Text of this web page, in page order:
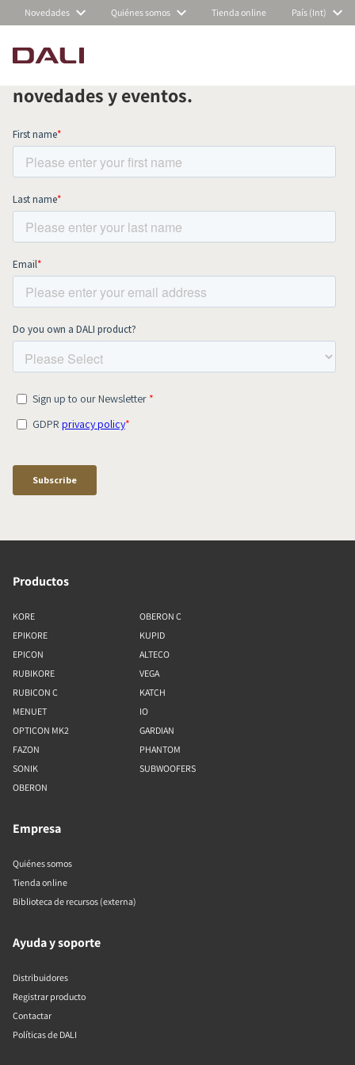
Novedades Quiénes somos Tienda online País (Int)
COMPARAR PRODUCTOS
Suscríbete a nuestra newsletter
mensual y mantente al día de todas las
novedades y eventos.
Productos
KORE
EPIKORE
EPICON
RUBIKORE
RUBICON C
MENUET
OPTICON MK2
FAZON
SONIK
OBERON
OBERON C
KUPID
ALTECO
VEGA
KATCH
IO
GARDIAN
PHANTOM
SUBWOOFERS
Empresa
Quiénes somos
Tienda online
Biblioteca de recursos (externa)
Ayuda y soporte
Distribuidores
Registrar producto
Contactar
Políticas de DALI